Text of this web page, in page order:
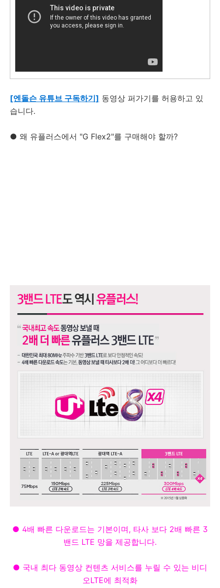
[엔돌슨 유튜브 구독하기] 동영상 퍼가기를 허용하고 있
습니다.
● 왜 유플러스에서 "G Flex2"를 구매해야 할까?
● 4배 빠른 다운로드는 기본이며, 타사 보다 2배 빠른 3
밴드 LTE 망을 제공합니다.
● 국내 최다 동영상 컨텐츠 서비스를 누릴 수 있는 비디
오LTE에 최적화